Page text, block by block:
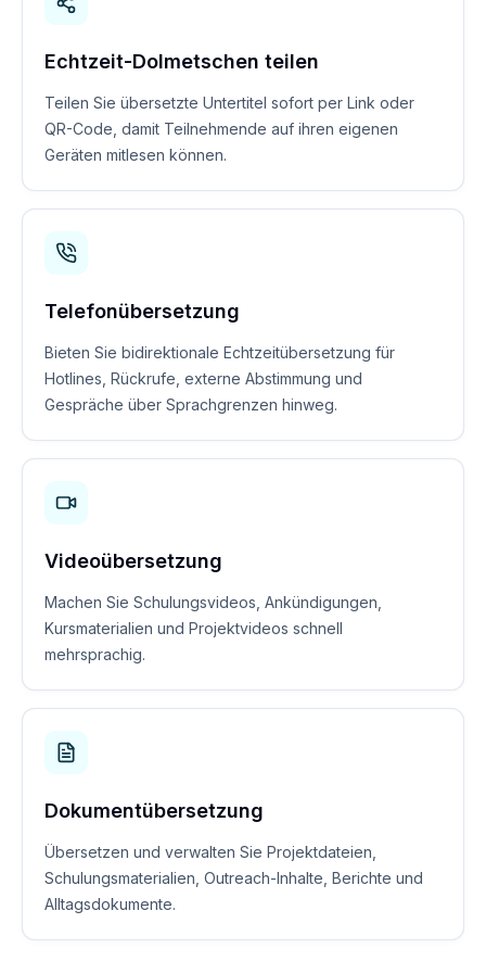
Echtzeit-Dolmetschen teilen
Teilen Sie übersetzte Untertitel sofort per Link oder
QR-Code, damit Teilnehmende auf ihren eigenen
Geräten mitlesen können.
Telefonübersetzung
Bieten Sie bidirektionale Echtzeitübersetzung für
Hotlines, Rückrufe, externe Abstimmung und
Gespräche über Sprachgrenzen hinweg.
Videoübersetzung
Machen Sie Schulungsvideos, Ankündigungen,
Kursmaterialien und Projektvideos schnell
mehrsprachig.
Dokumentübersetzung
Übersetzen und verwalten Sie Projektdateien,
Schulungsmaterialien, Outreach-Inhalte, Berichte und
Alltagsdokumente.